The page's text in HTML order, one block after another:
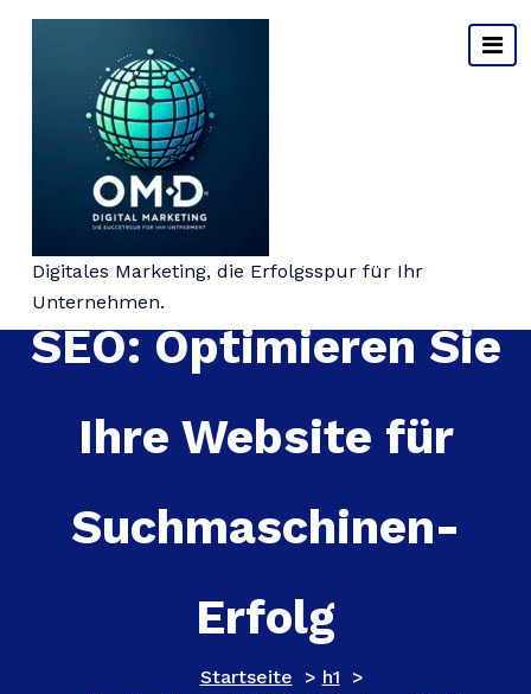
Digitales Marketing, die Erfolgsspur für Ihr
Unternehmen.
Die Macht von H1
SEO: Optimieren Sie
Ihre Website für
Suchmaschinen-
Erfolg
Startseite > h1 >